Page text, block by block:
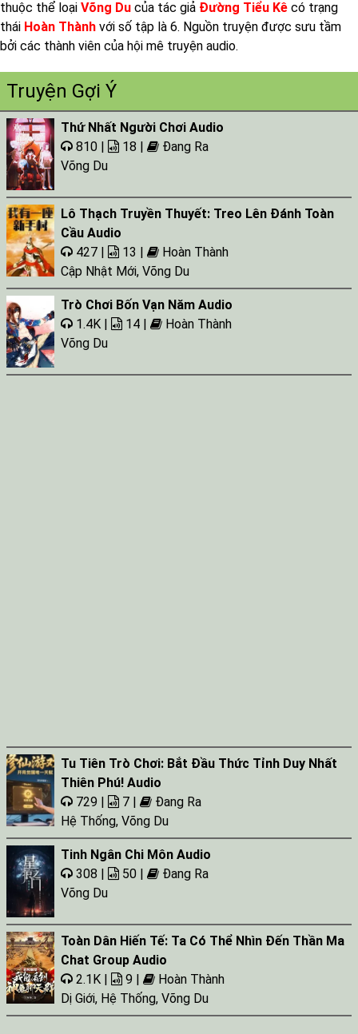
thuộc thể loại Võng Du của tác giả Đường Tiểu Kê có trạng
thái Hoàn Thành với số tập là 6. Nguồn truyện được sưu tầm
bởi các thành viên của hội mê truyện audio.
Truyện Gợi Ý
Thứ Nhất Người Chơi Audio
810 |
18 |
Đang Ra
Võng Du
Lô Thạch Truyền Thuyết: Treo Lên Đánh Toàn
Cầu Audio
427 |
13 |
Hoàn Thành
Cập Nhật Mới, Võng Du
Trò Chơi Bốn Vạn Năm Audio
1.4K |
14 |
Hoàn Thành
Võng Du
Tu Tiên Trò Chơi: Bắt Đầu Thức Tỉnh Duy Nhất
Thiên Phú! Audio
729 |
7 |
Đang Ra
Hệ Thống, Võng Du
Tinh Ngân Chi Môn Audio
308 |
50 |
Đang Ra
Võng Du
Toàn Dân Hiến Tế: Ta Có Thể Nhìn Đến Thần Ma
Chat Group Audio
2.1K |
9 |
Hoàn Thành
Dị Giới, Hệ Thống, Võng Du